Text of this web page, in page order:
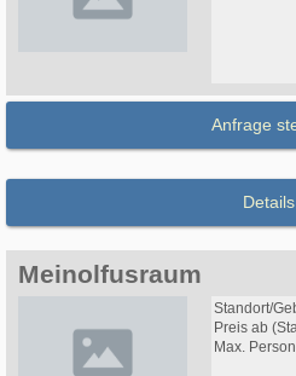
Anfrage
Details
Meinolfusraum
Standort/
Preis ab
Max.